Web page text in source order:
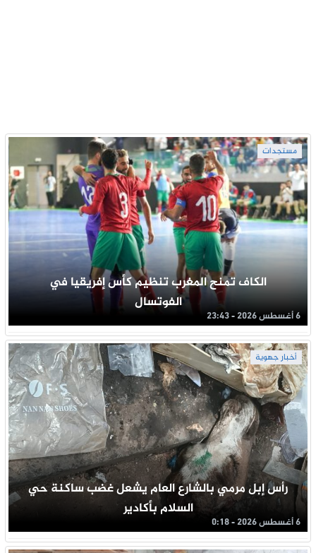
مستجدات
الكاف تمنح المغرب تنظيم كأس إفريقيا في
الفوتسال
6 أغسطس 2026 - 23:43
أخبار جهوية
رأس إبل مرمي بالشارع العام يشعل غضب ساكنة حي
السلام بأكادير
6 أغسطس 2026 - 0:18